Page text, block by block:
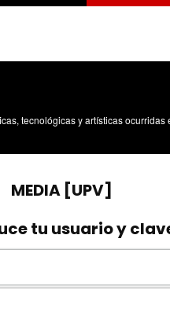
artísticas ocurridas en los tres